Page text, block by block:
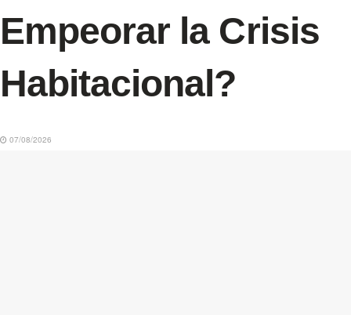
Empeorar la Crisis
Habitacional?
07/08/2026